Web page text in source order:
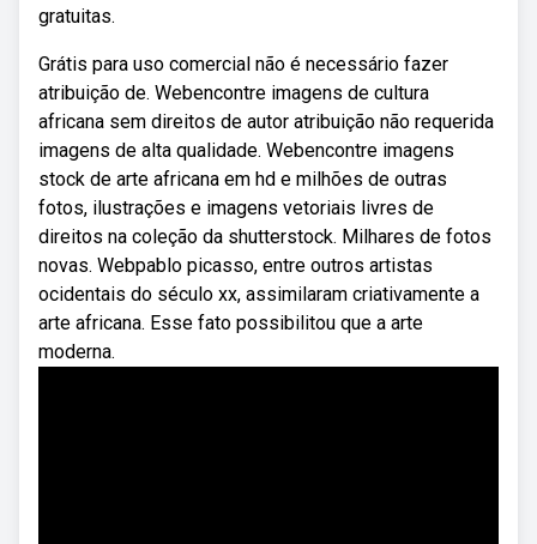
gratuitas.
Grátis para uso comercial não é necessário fazer
atribuição de. Webencontre imagens de cultura
africana sem direitos de autor atribuição não requerida
imagens de alta qualidade. Webencontre imagens
stock de arte africana em hd e milhões de outras
fotos, ilustrações e imagens vetoriais livres de
direitos na coleção da shutterstock. Milhares de fotos
novas. Webpablo picasso, entre outros artistas
ocidentais do século xx, assimilaram criativamente a
arte africana. Esse fato possibilitou que a arte
moderna.